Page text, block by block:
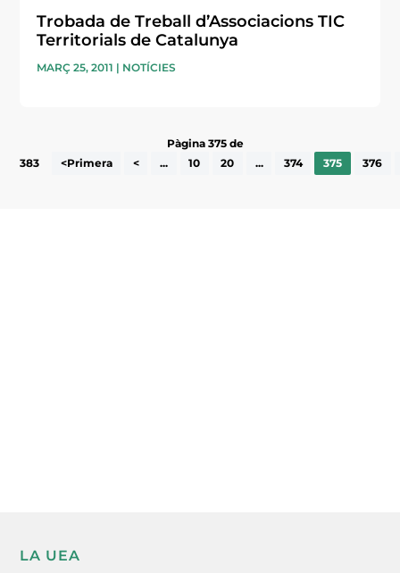
Trobada de Treball d’Associacions TIC
Territorials de Catalunya
MARÇ 25, 2011 | NOTÍCIES
Pàgina 375 de
383
<Primera < ... 10 20 ... 374 375 376
LA UEA